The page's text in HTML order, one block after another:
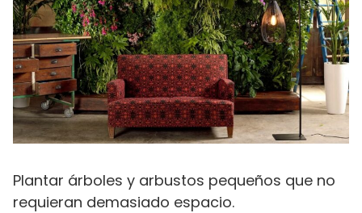
Plantar árboles y arbustos pequeños que no
requieran demasiado espacio.